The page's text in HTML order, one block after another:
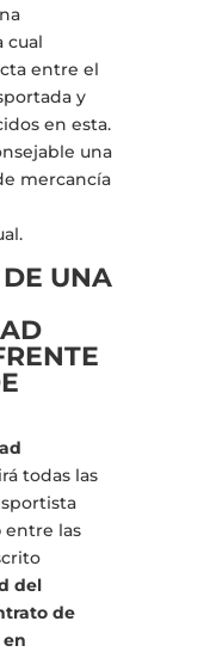
cual
entre el
y
en esta.
una
mercancía
UNA
todas las
entre las
del
de